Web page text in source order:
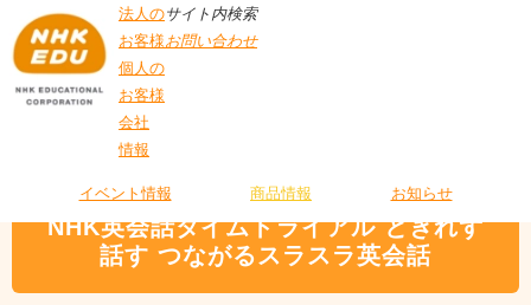
法人の
お客様
個人の
お客様
会社
情報
サイト内検索
お問い合わせ
イベント情報 商品情報 お知らせ
つながるスラスラ英会話
NHK英会話タイムトライアル とぎれず
話す つながるスラスラ英会話